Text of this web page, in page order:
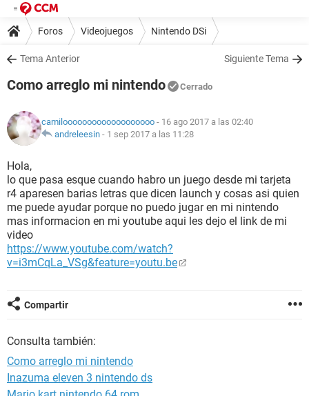
Foros Videojuegos Nintendo DSi
Tema Anterior Siguiente Tema
Como arreglo mi nintendo Cerrado
camilooooooooooooooooooo - 16 ago 2017 a las 02:40
andreleesin - 1 sep 2017 a las 11:28
Hola,
lo que pasa esque cuando habro un juego desde mi tarjeta
r4 aparesen barias letras que dicen launch y cosas asi quien
me puede ayudar porque no puedo jugar en mi nintendo
mas informacion en mi youtube aqui les dejo el link de mi
video
https://www.youtube.com/watch?
v=i3mCqLa_VSg&feature=youtu.be
Compartir
Consulta también:
Como arreglo mi nintendo
Inazuma eleven 3 nintendo ds